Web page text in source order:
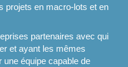
projets en macro-lots et en
partenaires avec qui
et ayant les mêmes
équipe capable de